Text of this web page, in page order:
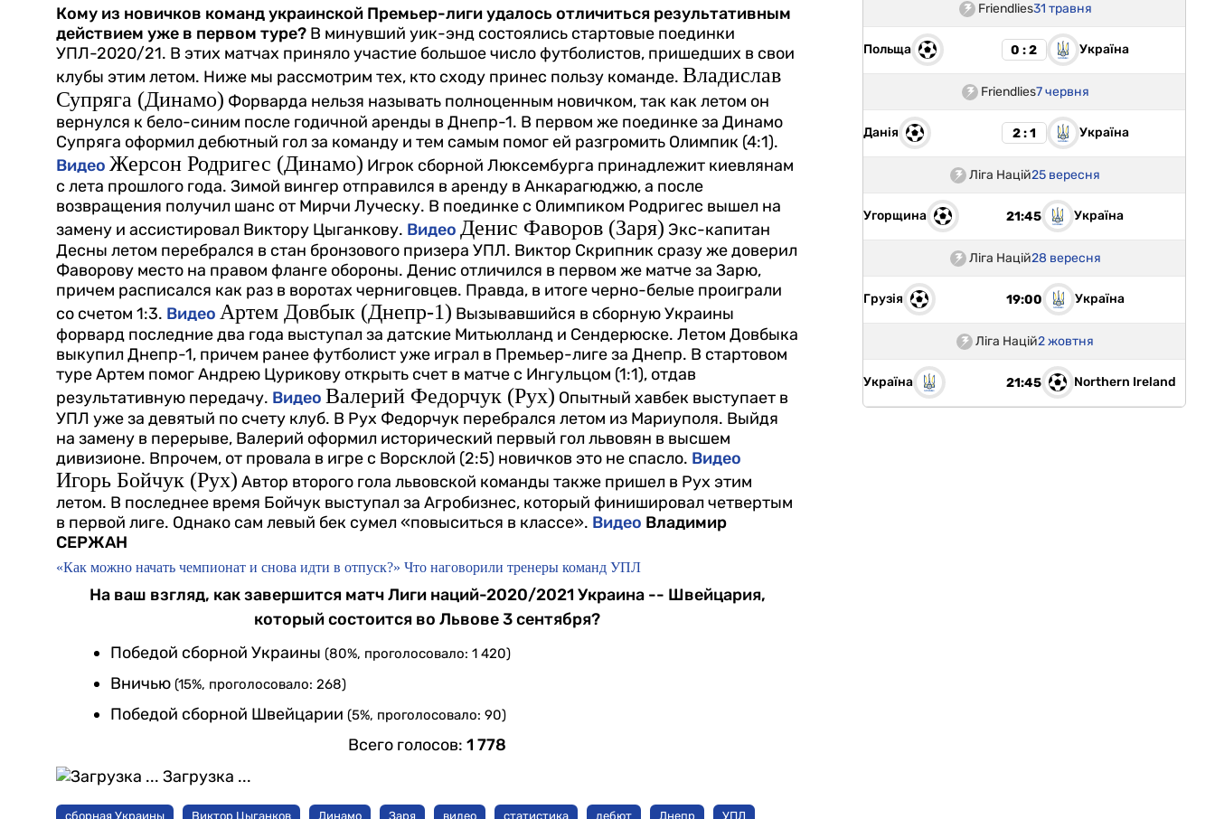
Кому из новичков команд украинской Премьер-лиги удалось отличиться результативным
действием уже в первом туре? В минувший уик-энд состоялись стартовые поединки
УПЛ-2020/21. В этих матчах приняло участие большое число футболистов, пришедших в свои
клубы этим летом. Ниже мы рассмотрим тех, кто сходу принес пользу команде. Владислав
Супряга (Динамо) Форварда нельзя называть полноценным новичком, так как летом он
вернулся к бело-синим после годичной аренды в Днепр-1. В первом же поединке за Динамо
Супряга оформил дебютный гол за команду и тем самым помог ей разгромить Олимпик (4:1).
Видео Жерсон Родригес (Динамо) Игрок сборной Люксембурга принадлежит киевлянам
с лета прошлого года. Зимой вингер отправился в аренду в Анкарагюджю, а после
возвращения получил шанс от Мирчи Луческу. В поединке с Олимпиком Родригес вышел на
замену и ассистировал Виктору Цыганкову. Видео Денис Фаворов (Заря) Экс-капитан
Десны летом перебрался в стан бронзового призера УПЛ. Виктор Скрипник сразу же доверил
Фаворову место на правом фланге обороны. Денис отличился в первом же матче за Зарю,
причем расписался как раз в воротах черниговцев. Правда, в итоге черно-белые проиграли
со счетом 1:3. Видео Артем Довбык (Днепр-1) Вызывавшийся в сборную Украины
форвард последние два года выступал за датские Митьюлланд и Сендерюске. Летом Довбыка
выкупил Днепр-1, причем ранее футболист уже играл в Премьер-лиге за Днепр. В стартовом
туре Артем помог Андрею Цурикову открыть счет в матче с Ингульцом (1:1), отдав
результативную передачу. Видео Валерий Федорчук (Рух) Опытный хавбек выступает в
УПЛ уже за девятый по счету клуб. В Рух Федорчук перебрался летом из Мариуполя. Выйдя
на замену в перерыве, Валерий оформил исторический первый гол львовян в высшем
дивизионе. Впрочем, от провала в игре с Ворсклой (2:5) новичков это не спасло. Видео
Игорь Бойчук (Рух) Автор второго гола львовской команды также пришел в Рух этим
летом. В последнее время Бойчук выступал за Агробизнес, который финишировал четвертым
в первой лиге. Однако сам левый бек сумел «повыситься в классе». Видео Владимир
СЕРЖАН
«Как можно начать чемпионат и снова идти в отпуск?» Что наговорили тренеры команд УПЛ
На ваш взгляд, как завершится матч Лиги наций-2020/2021 Украина -- Швейцария,
который состоится во Львове 3 сентября?
Победой сборной Украины (80%, проголосовало: 1 420)
Вничью (15%, проголосовало: 268)
Победой сборной Швейцарии (5%, проголосовало: 90)
Всего голосов:1 778
Загрузка ...
сборная Украины Виктор Цыганков Динамо Заря видео статистика дебют Днепр УПЛ
Friendlies31 травня
Польща 0 : 2 Україна
Friendlies7 червня
Данія 2 : 1 Україна
Ліга Націй25 вересня
Угорщина 21:45 Україна
Ліга Націй28 вересня
Грузія 19:00 Україна
Ліга Націй2 жовтня
Україна 21:45 Northern Ireland